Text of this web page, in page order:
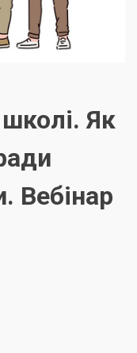
школі. Як
Вебінар